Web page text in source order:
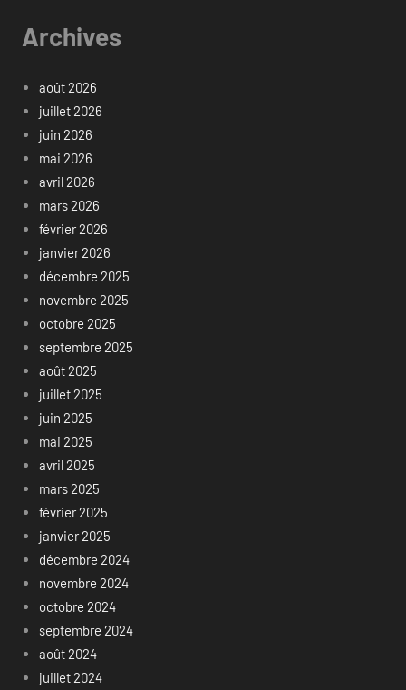
Archives
août 2026
juillet 2026
juin 2026
mai 2026
avril 2026
mars 2026
février 2026
janvier 2026
décembre 2025
novembre 2025
octobre 2025
septembre 2025
août 2025
juillet 2025
juin 2025
mai 2025
avril 2025
mars 2025
février 2025
janvier 2025
décembre 2024
novembre 2024
octobre 2024
septembre 2024
août 2024
juillet 2024